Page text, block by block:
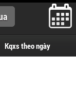
Kqxs theo ngày